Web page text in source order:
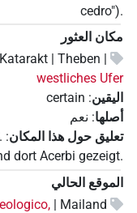
cedro").
مكان العثور
| Theben |
westliches Ufer
اليقين:
certain
أصلها: نعم
تعليق حول هذا المكان:
dort Acerbi gezeigt.
الموقع الحالي
Mailand |